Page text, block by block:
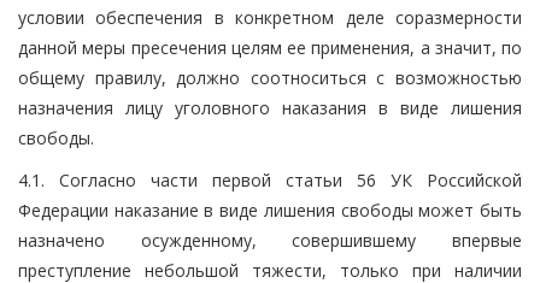
условии обеспечения в конкретном деле соразмерности
данной меры пресечения целям ее применения, а значит, по
общему правилу, должно соотноситься с возможностью
назначения лицу уголовного наказания в виде лишения
свободы.
4.1. Согласно части первой статьи 56 УК Российской
Федерации наказание в виде лишения свободы может быть
назначено осужденному, совершившему впервые
преступление небольшой тяжести, только при наличии